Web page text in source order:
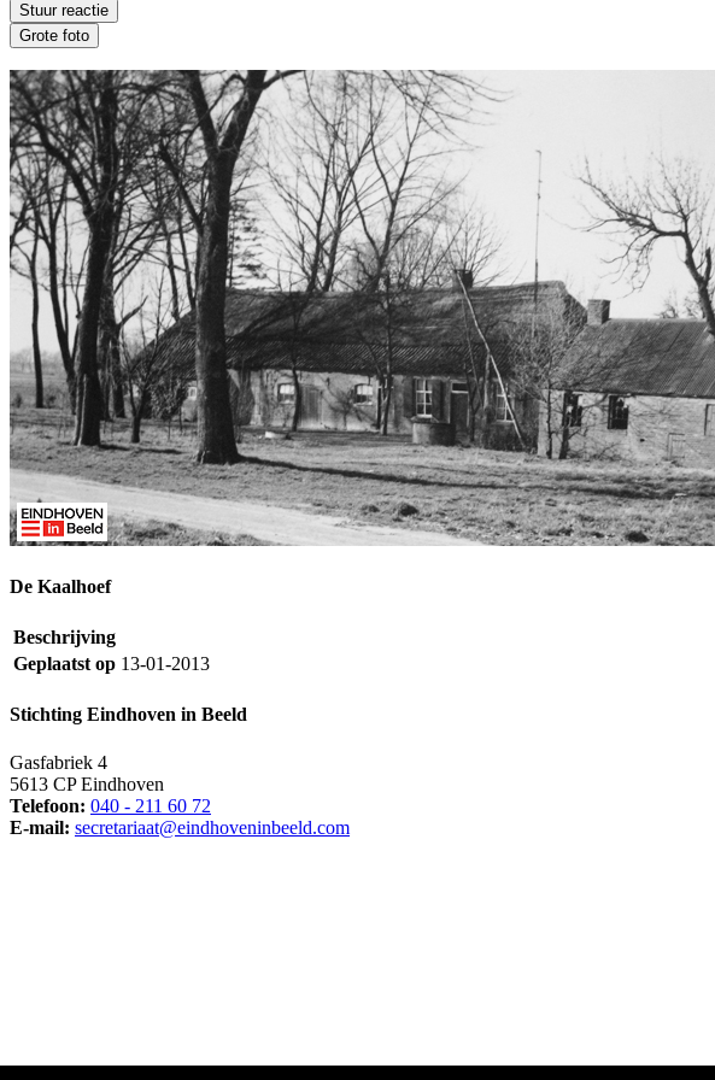
De Kaalhoef
Beschrijving
Geplaatst op 13-01-2013
Stichting Eindhoven in Beeld
Gasfabriek 4
5613 CP Eindhoven
Telefoon: 040 - 211 60 72
E-mail: secretariaat@eindhoveninbeeld.com